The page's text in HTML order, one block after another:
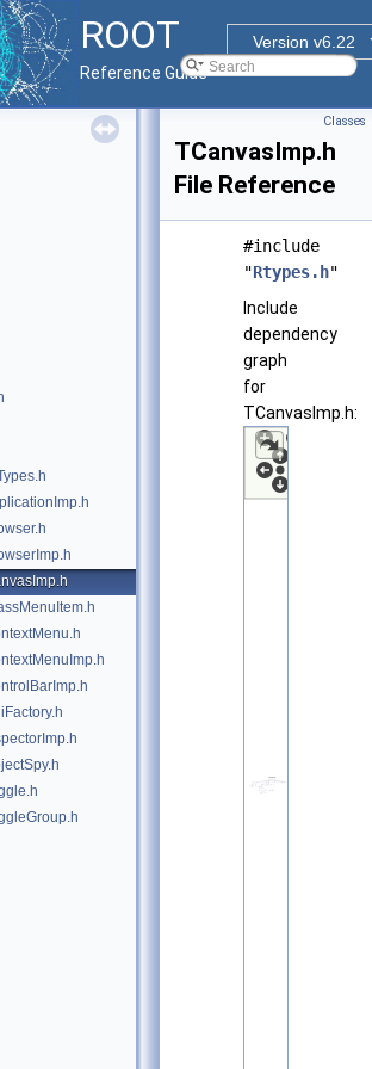
ROOT
Version v6.22
Reference Guide
Classes
TCanvasImp.h
File Reference
#include
"Rtypes.h"
Include
dependency
graph
for
TCanvasImp.h: